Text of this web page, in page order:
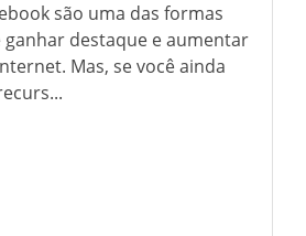
são uma das formas
ganhar destaque e aumentar
Mas, se você ainda